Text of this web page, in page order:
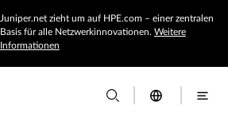
Juniper.net zieht um auf HPE.com – einer zentralen
Basis für alle Netzwerkinnovationen. Weitere
Informationen